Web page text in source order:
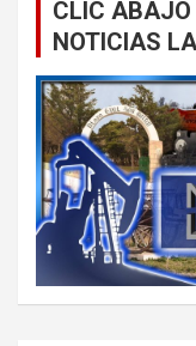
CLIC ABAJO
NOTICIAS